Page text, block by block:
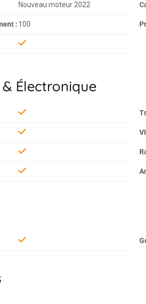
Nouveau moteur 2022
: 100
Électronique